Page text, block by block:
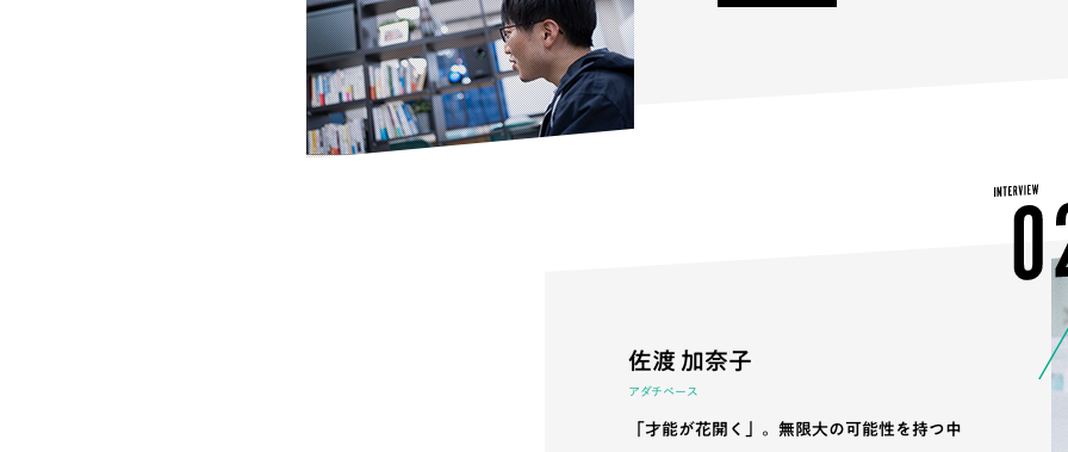
佐渡 加奈子
アダチベース
「才能が花開く」。無限大の可能性を持つ中